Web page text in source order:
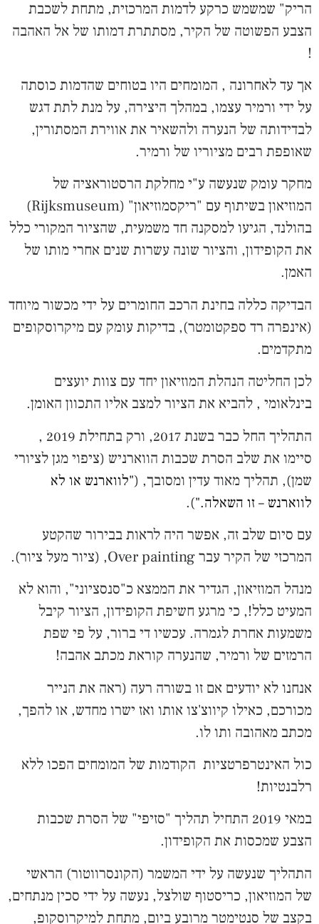
הריק" שמשמש כרקע לדמות המרכזית, מתחת לשכבת
הצבע הפשוטה של הקיר, מסתתרת דמותו של אל האהבה
!
אך עד לאחרונה , המומחים היו בטוחים שהדמות כוסתה
על ידי ורמיר עצמו, במהלך היצירה, על מנת לתת דגש
לבדידותה של הנערה ולהשאיר את אווירת המסתורין,
שאופפת רבים מציוריו של ורמיר.
מחקר עומק שנעשה ע"י מחלקת הרסטוראציה של
המוזיאון בשיתוף עם "ריקסמוזיאון" (Rijksmuseum)
בהולנד, הגיעו למסקנה חד משמעית, שהציור המקורי כלל
את הקופידון, והציור שונה עשרות שנים אחרי מותו של
האמן.
הבדיקה כללה בחינת הרכב החומרים על ידי מכשור מיוחד
(אינפרה רד ספקטומטר), בדיקות עומק עם מיקרוסקופים
מתקדמים.
לכן החליטה הנהלת המוזיאון יחד עם צוות יועצים
בינלאומי , להביא את הציור למצב אליו התכוון האומן.
התהליך החל כבר בשנת 2017, ורק בתחילת 2019 ,
סיימו את שלב הסרת שכבות הווארניש (ציפוי מגן לציורי
שמן), תהליך מאוד עדין ומסובך, ("לווארנש או לא
לווארנש – זו השאלה.").
עם סיום שלב זה, אפשר היה לראות בבירור שהקטע
המרכזי של הקיר עבר Over painting, (ציור מעל ציור).
מנהל המוזיאון, הגדיר את הממצא כ"סנסציוני", והוא לא
המעיט כלל!, כי מרגע חשיפת הקופידון, הציור קיבל
משמעות אחרת לגמרה. עכשיו די ברור, על פי שפת
הרמזים של ורמיר, שהנערה קוראת מכתב אהבה!
אנחנו לא יודעים אם זו בשורה רעה (ראה את הנייר
מכורכם, כאילו קיווצ'צו אותו ואז ישרו מחדש, או להפך,
מכתב מאהובה ותו לו.
כול האינטרפרטציות הקודמות של המומחים הפכו ללא
רלבנטיות!
במאי 2019 התחיל תהליך "סזיפי" של הסרת שכבות
הצבע שמכסות את הקופידון.
התהליך שנעשה על ידי המשמר (הקונסרווטור) הראשי
של המוזיאון, כריסטוף שולצל, נעשה על ידי סכין מנתחים,
בקצב של סנטימטר מרובע ביום, מתחת למיקרוסקופ,